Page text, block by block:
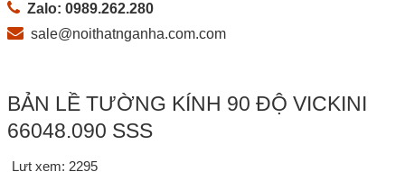
Zalo: 0989.262.280
sale@noithatnganha.com.com
BẢN LỀ TƯỜNG KÍNH 90 ĐỘ VICKINI
66048.090 SSS
Lưt xem: 2295